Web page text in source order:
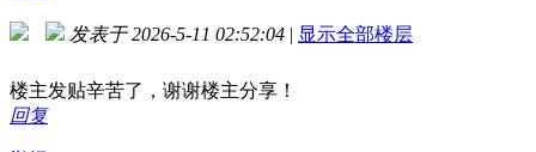
发表于 2026-5-11 02:52:04 | 显示全部楼层
楼主发贴辛苦了，谢谢楼主分享！
回复